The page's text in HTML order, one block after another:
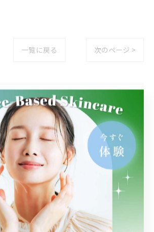
一覧に戻る 次のページ >
カテゴリー Categories
全てのカテゴリー
肌質分析
メンズ
ニキビ
毛穴
シミ